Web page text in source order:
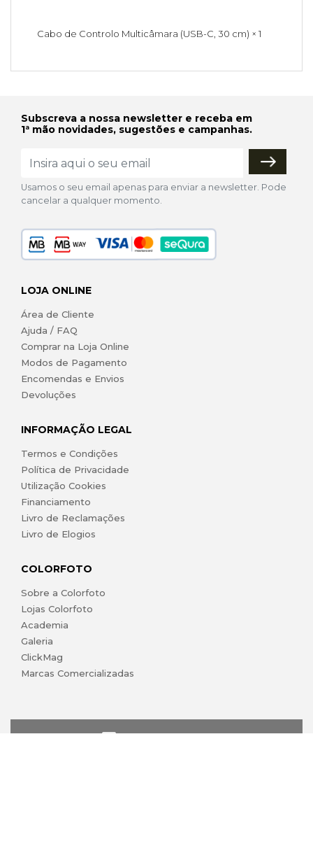
Cabo de Controlo Multicâmara (USB-C, 30 cm) × 1
Subscreva a nossa newsletter e receba em
1ª mão novidades, sugestões e campanhas.
Usamos o seu email apenas para enviar a newsletter. Pode
cancelar a qualquer momento.
LOJA ONLINE
Área de Cliente
Ajuda / FAQ
Comprar na Loja Online
Modos de Pagamento
Encomendas e Envios
Devoluções
INFORMAÇÃO LEGAL
Termos e Condições
Política de Privacidade
Utilização Cookies
Financiamento
Livro de Reclamações
Livro de Elogios
COLORFOTO
Sobre a Colorfoto
Lojas Colorfoto
Academia
Galeria
ClickMag
Marcas Comercializadas
lojaonline@colorfoto.pt